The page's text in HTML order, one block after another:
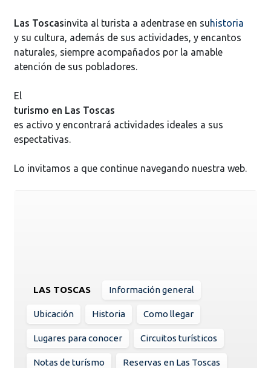
Las Toscasinvita al turista a adentrase en suhistoria
y su cultura, además de sus actividades, y encantos
naturales, siempre acompañados por la amable
atención de sus pobladores.
El
turismo en Las Toscas
es activo y encontrará actividades ideales a sus
espectativas.
Lo invitamos a que continue navegando nuestra web.
LAS TOSCAS Información general
Ubicación Historia Como llegar
Lugares para conocer Circuitos turísticos
Notas de turísmo Reservas en Las Toscas